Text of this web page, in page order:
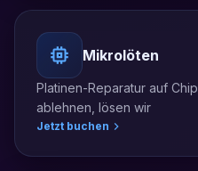
Mikrolöten
Platinen-Reparatur auf
ablehnen, lösen wir
Jetzt buchen